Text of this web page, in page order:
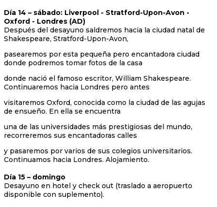
Día 14 – sábado: Liverpool - Stratford-Upon-Avon -
Oxford - Londres (AD)
Después del desayuno saldremos hacia la ciudad natal de
Shakespeare, Stratford-Upon-Avon,
pasearemos por esta pequeña pero encantadora ciudad
donde podremos tomar fotos de la casa
donde nació el famoso escritor, William Shakespeare.
Continuaremos hacia Londres pero antes
visitaremos Oxford, conocida como la ciudad de las agujas
de ensueño. En ella se encuentra
una de las universidades más prestigiosas del mundo,
recorreremos sus encantadoras calles
y pasaremos por varios de sus colegios universitarios.
Continuamos hacia Londres. Alojamiento.
Día 15 – domingo
Desayuno en hotel y check out (traslado a aeropuerto
disponible con suplemento).